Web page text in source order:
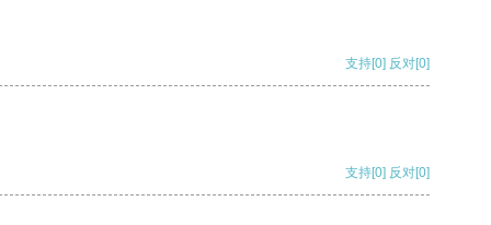
支持[0] 反对[0]
支持[0] 反对[0]